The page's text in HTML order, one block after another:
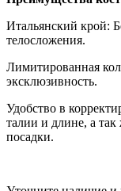
Итальянский крой:
телосложения.
Лимитированная
эксклюзивность.
Удобство в
талии и длине, а
посадки.